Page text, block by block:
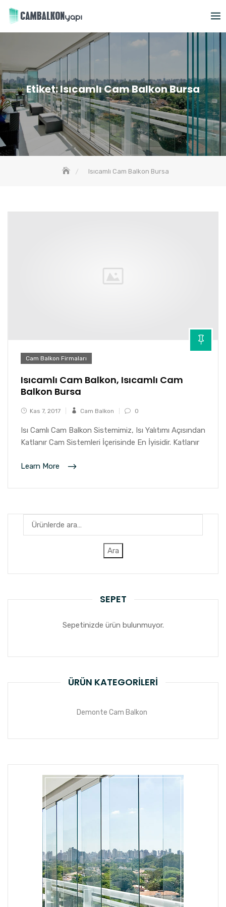
Skip
Etiket:Isıcamlı Cam Balkon Bursa
Isıcamlı Cam Balkon Bursa
Cam Balkon Firmaları
Isıcamlı Cam Balkon, Isıcamlı Cam
Balkon Bursa
Kas 7, 2017 Cam Balkon 0
Isı Camlı Cam Balkon Sistemimiz, Isı Yalıtımı Açısından
Katlanır Cam Sistemleri İçerisinde En İyisidir. Katlanır
Learn More
Ara:
Ara
SEPET
Sepetinizde ürün bulunmuyor.
ÜRÜN KATEGORILERI
Demonte Cam Balkon